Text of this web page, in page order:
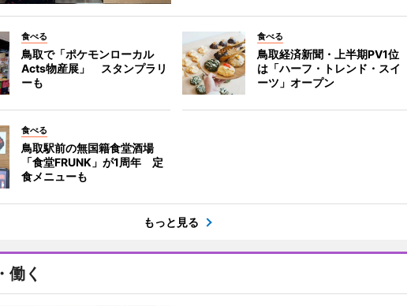
食べる
鳥取で「ポケモンローカル
Acts物産展」 スタンプラリ
ーも
食べる
鳥取経済新聞・上半期PV1位
は「ハーフ・トレンド・スイ
ーツ」オープン
食べる
鳥取駅前の無国籍食堂酒場
「食堂FRUNK」が1周年 定
食メニューも
もっと見る
働く